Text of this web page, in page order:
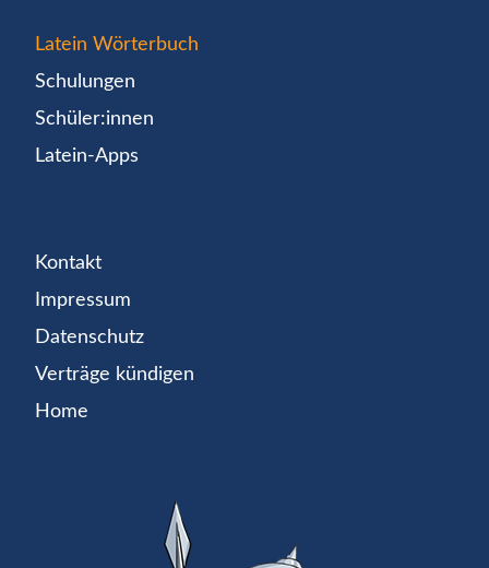
Latein Wörterbuch
Schulungen
Schüler:innen
Latein-Apps
Kontakt
Impressum
Datenschutz
Verträge kündigen
Home